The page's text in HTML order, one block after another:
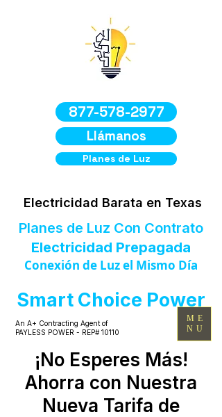
877-578-2977
Smart Choice Power
¡No Esperes Más!
Ahorra con Nuestra
Nueva Tarifa de
Electricidad Barata en Texas
An A+ Contracting Agent of
PAYLESS POWER - REP# 10110
Llámanos
Planes de Luz
Planes de Luz Con Contrato
Electricidad Prepagada
Conexión de Luz el Mismo Día
ME
NU